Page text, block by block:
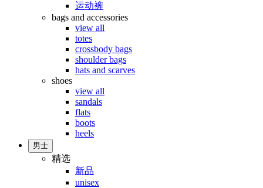
运动裤
bags and accessories
view all
totes
crossbody bags
shoulder bags
hats and scarves
shoes
view all
sandals
flats
boots
heels
男士
精选
新品
unisex